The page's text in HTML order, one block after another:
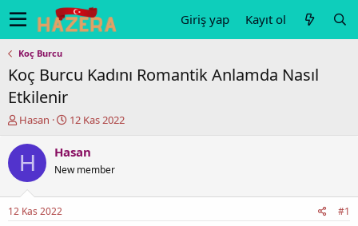
Giriş yap Kayıt ol
Koç Burcu
Koç Burcu Kadını Romantik Anlamda Nasıl
Etkilenir
K
n
u
y
b
a
Hasan
B
ş
a
12 Kas 2022
H Hasan
New member
12 Kas 2022 #1